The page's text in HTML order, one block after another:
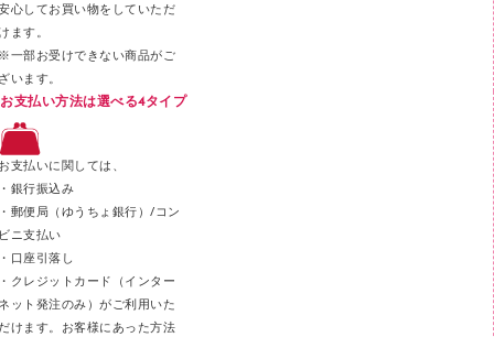
その他文具
セロハンテープ
スティックのり
クリップ
カッター
心してお買い物をしていただ
ます。
一部お受けできない商品がご
います。
お支払い方法は選べる4タイプ
支払いに関しては、
銀行振込み
郵便局（ゆうちょ銀行）/コン
ニ支払い
口座引落し
クレジットカード（インター
ット発注のみ）がご利用いた
けます。お客様にあった方法